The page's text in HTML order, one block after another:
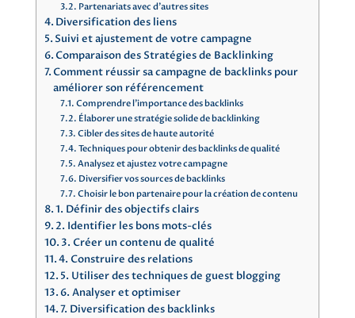
Partenariats avec d’autres sites
Diversification des liens
Suivi et ajustement de votre campagne
Comparaison des Stratégies de Backlinking
Comment réussir sa campagne de backlinks pour
améliorer son référencement
Comprendre l’importance des backlinks
Élaborer une stratégie solide de backlinking
Cibler des sites de haute autorité
Techniques pour obtenir des backlinks de qualité
Analysez et ajustez votre campagne
Diversifier vos sources de backlinks
Choisir le bon partenaire pour la création de contenu
1. Définir des objectifs clairs
2. Identifier les bons mots-clés
3. Créer un contenu de qualité
4. Construire des relations
5. Utiliser des techniques de guest blogging
6. Analyser et optimiser
7. Diversification des backlinks